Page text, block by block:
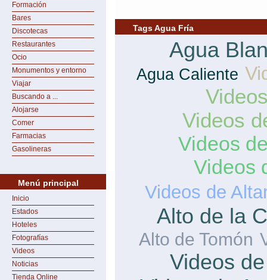
Formación
Bares
Discotecas
Restaurantes
Ocio
Monumentos y entorno
Viajar
Buscando a ...
Alojarse
Comer
Farmacias
Gasolineras
Menú principal
Inicio
Estados
Hoteles
Fotografías
Videos
Noticias
Tienda Online
Tags Agua Fría
Agua
Agua Caliente
Videos
Videos
Videos
Videos de
Alto de la
Alto de Tomón
Videos